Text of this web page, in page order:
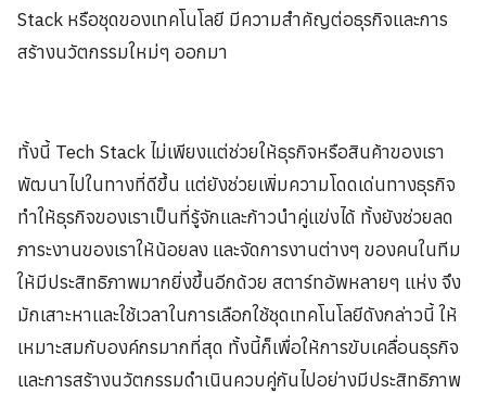
Stack หรือชุดของเทคโนโลยี มีความสำคัญต่อธุรกิจและการ
สร้างนวัตกรรมใหม่ๆ ออกมา
ทั้งนี้ Tech Stack ไม่เพียงแต่ช่วยให้ธุรกิจหรือสินค้าของเรา
พัฒนาไปในทางที่ดีขึ้น แต่ยังช่วยเพิ่มความโดดเด่นทางธุรกิจ
ทำให้ธุรกิจของเราเป็นที่รู้จักและก้าวนำคู่แข่งได้ ทั้งยังช่วยลด
ภาระงานของเราให้น้อยลง และจัดการงานต่างๆ ของคนในทีม
ให้มีประสิทธิภาพมากยิ่งขึ้นอีกด้วย สตาร์ทอัพหลายๆ แห่ง จึง
มักเสาะหาและใช้เวลาในการเลือกใช้ชุดเทคโนโลยีดังกล่าวนี้ ให้
เหมาะสมกับองค์กรมากที่สุด ทั้งนี้ก็เพื่อให้การขับเคลื่อนธุรกิจ
และการสร้างนวัตกรรมดำเนินควบคู่กันไปอย่างมีประสิทธิภาพ